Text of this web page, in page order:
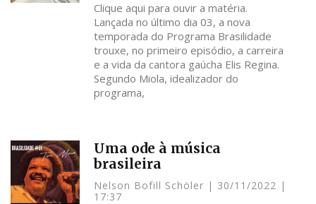
Clique aqui para ouvir a matéria.
Lançada no último dia 03, a nova
temporada do Programa Brasilidade
trouxe, no primeiro episódio, a carreira
e a vida da cantora gaúcha Elis Regina.
Segundo Miola, idealizador do
programa,
Uma ode à música
brasileira
Nelson Bofill Schöler
30/11/2022
17:37